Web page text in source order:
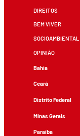
DIREITOS
BEM VIVER
SOCIOAMBIENTAL
OPINIÃO
Bahia
Ceará
Distrito Federal
Minas Gerais
Paraíba